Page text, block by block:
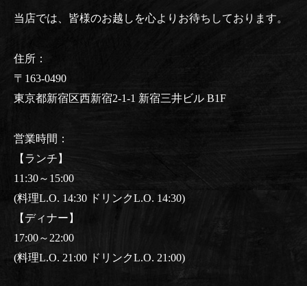
当店では、皆様のお越しを心よりお待ちしております。
住所：
〒163-0490
東京都新宿区西新宿2-1-1 新宿三井ビル B1F
営業時間：
【ランチ】
11:30～15:00
(料理L.O. 14:30 ドリンクL.O. 14:30)
【ディナー】
17:00～22:00
(料理L.O. 21:00 ドリンクL.O. 21:00)